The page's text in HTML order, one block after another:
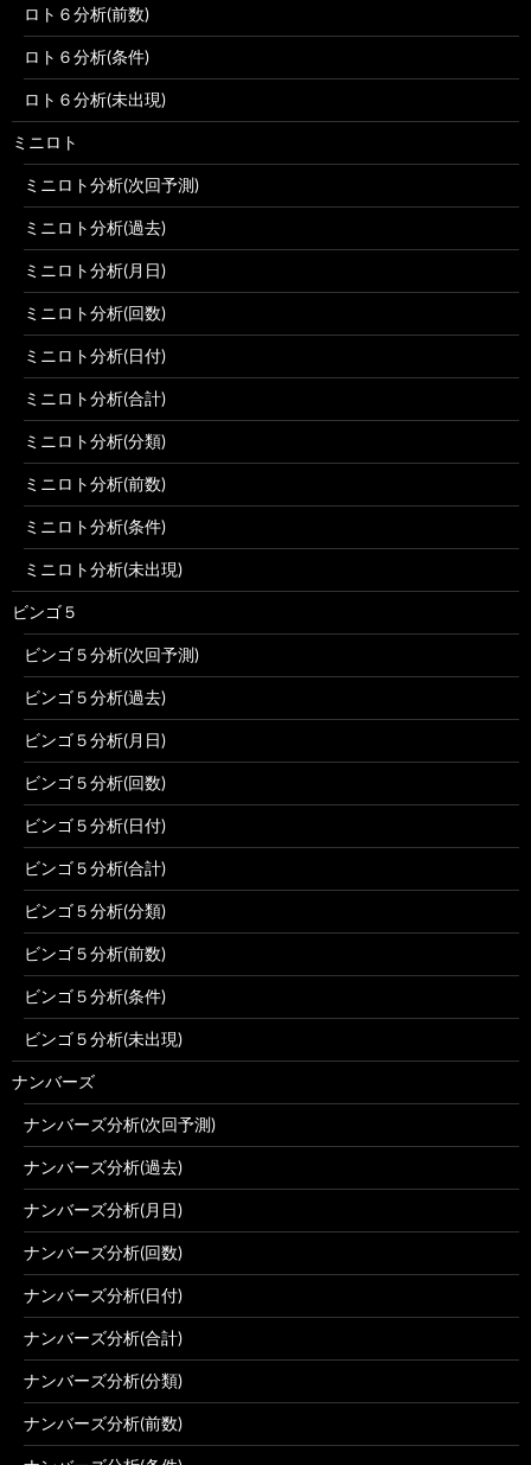
ロト６分析(前数)
ロト６分析(条件)
ロト６分析(未出現)
ミニロト
ミニロト分析(次回予測)
ミニロト分析(過去)
ミニロト分析(月日)
ミニロト分析(回数)
ミニロト分析(日付)
ミニロト分析(合計)
ミニロト分析(分類)
ミニロト分析(前数)
ミニロト分析(条件)
ミニロト分析(未出現)
ビンゴ５
ビンゴ５分析(次回予測)
ビンゴ５分析(過去)
ビンゴ５分析(月日)
ビンゴ５分析(回数)
ビンゴ５分析(日付)
ビンゴ５分析(合計)
ビンゴ５分析(分類)
ビンゴ５分析(前数)
ビンゴ５分析(条件)
ビンゴ５分析(未出現)
ナンバーズ
ナンバーズ分析(次回予測)
ナンバーズ分析(過去)
ナンバーズ分析(月日)
ナンバーズ分析(回数)
ナンバーズ分析(日付)
ナンバーズ分析(合計)
ナンバーズ分析(分類)
ナンバーズ分析(前数)